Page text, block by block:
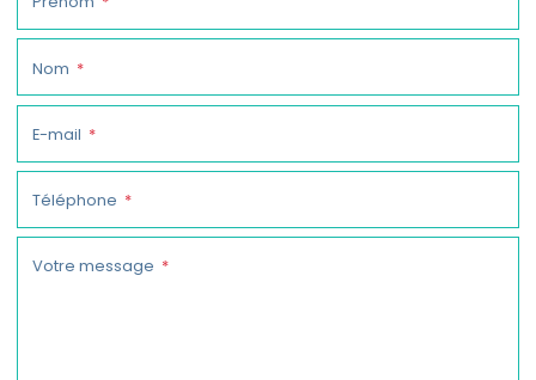
Nom
E-mail
Téléphone
Votre message